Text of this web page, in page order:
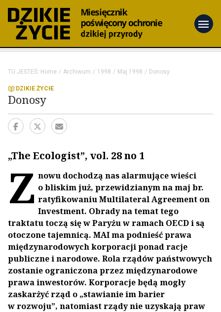
menu
TU JESTEŚ: Home Archiwum 1998 Maj 1998 Donosy
DZIKIE ŻYCIE
Donosy
„The Ecologist”, vol. 28 no 1
Z nowu dochodzą nas alarmujące wieści
o bliskim już, przewidzianym na maj br.
ratyfikowaniu Multilateral Agreement on
Investment. Obrady na temat tego
traktatu toczą się w Paryżu w ramach OECD i są
otoczone tajemnicą. MAI ma podnieść prawa
międzynarodowych korporacji ponad racje
publiczne i narodowe. Rola rządów państwowych
zostanie ograniczona przez międzynarodowe
prawa inwestorów. Korporacje będą mogły
zaskarżyć rząd o „stawianie im barier
w rozwoju”, natomiast rządy nie uzyskają praw